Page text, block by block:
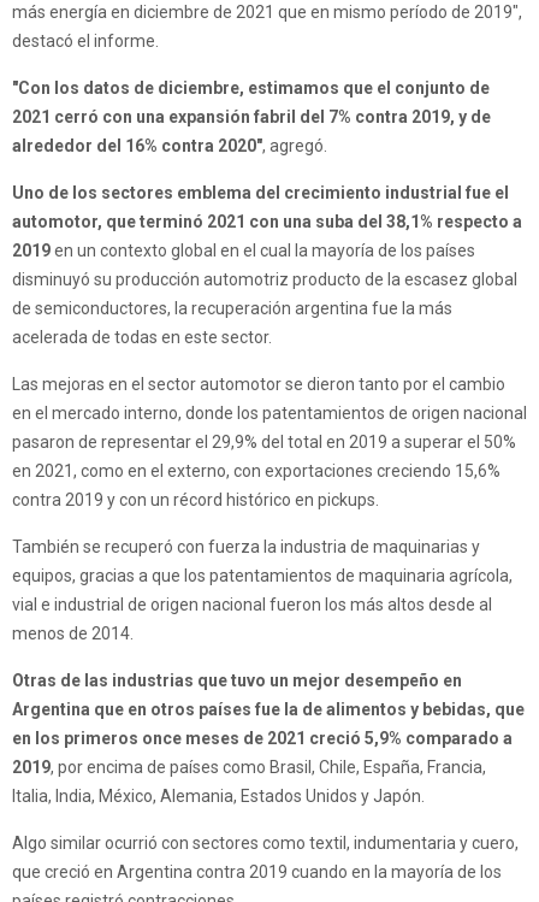
más energía en diciembre de 2021 que en mismo período de 2019",
destacó el informe.
"Con los datos de diciembre, estimamos que el conjunto de
2021 cerró con una expansión fabril del 7% contra 2019, y de
alrededor del 16% contra 2020", agregó.
Uno de los sectores emblema del crecimiento industrial fue el
automotor, que terminó 2021 con una suba del 38,1% respecto a
2019en un contexto global en el cual la mayoría de los países
disminuyó su producción automotriz producto de la escasez global
de semiconductores, la recuperación argentina fue la más
acelerada de todas en este sector.
Las mejoras en el sector automotor se dieron tanto por el cambio
en el mercado interno, donde los patentamientos de origen nacional
pasaron de representar el 29,9% del total en 2019 a superar el 50%
en 2021, como en el externo, con exportaciones creciendo 15,6%
contra 2019 y con un récord histórico en pickups.
También se recuperó con fuerza la industria de maquinarias y
equipos, gracias a que los patentamientos de maquinaria agrícola,
vial e industrial de origen nacional fueron los más altos desde al
menos de 2014.
Otras de las industrias que tuvo un mejor desempeño en
Argentina que en otros países fue la de alimentos y bebidas, que
en los primeros once meses de 2021 creció 5,9% comparado a
2019, por encima de países como Brasil, Chile, España, Francia,
Italia, India, México, Alemania, Estados Unidos y Japón.
Algo similar ocurrió con sectores como textil, indumentaria y cuero,
que creció en Argentina contra 2019 cuando en la mayoría de los